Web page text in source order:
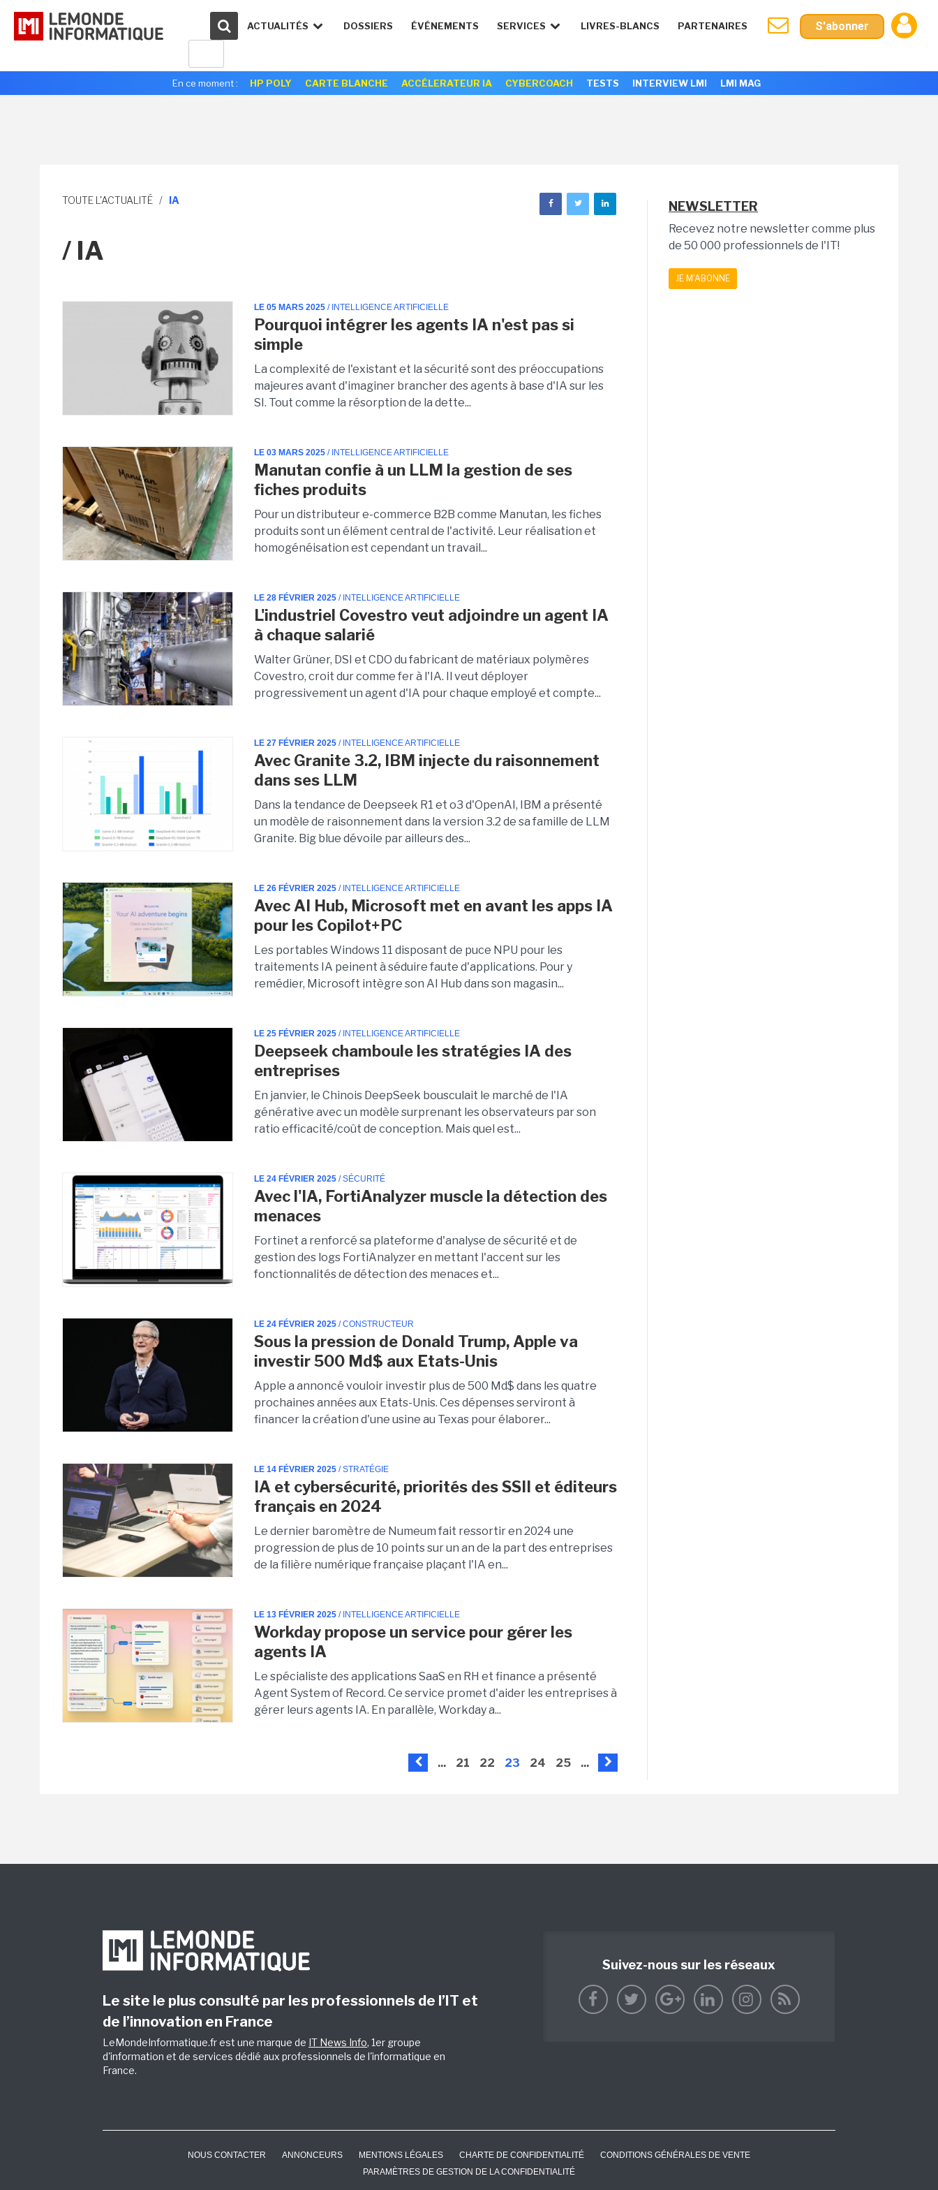
ACTUALITÉS DOSSIERS ÉVÉNEMENTS SERVICES LIVRES-BLANCS PARTENAIRES S'abonner
En ce moment : HP POLY CARTE BLANCHE ACCÉLERATEUR IA CYBERCOACH TESTS INTERVIEW LMI LMI MAG
TOUTE L'ACTUALITÉ / IA
/ IA
LE 05 MARS 2025 / INTELLIGENCE ARTIFICIELLE
Pourquoi intégrer les agents IA n'est pas si
simple
La complexité de l'existant et la sécurité sont des préoccupations
majeures avant d'imaginer brancher des agents à base d'IA sur les
SI. Tout comme la résorption de la dette...
LE 03 MARS 2025 / INTELLIGENCE ARTIFICIELLE
Manutan confie à un LLM la gestion de ses
fiches produits
Pour un distributeur e-commerce B2B comme Manutan, les fiches
produits sont un élément central de l'activité. Leur réalisation et
homogénéisation est cependant un travail...
LE 28 FÉVRIER 2025 / INTELLIGENCE ARTIFICIELLE
L'industriel Covestro veut adjoindre un agent IA
à chaque salarié
Walter Grüner, DSI et CDO du fabricant de matériaux polymères
Covestro, croit dur comme fer à l'IA. Il veut déployer
progressivement un agent d'IA pour chaque employé et compte...
LE 27 FÉVRIER 2025 / INTELLIGENCE ARTIFICIELLE
Avec Granite 3.2, IBM injecte du raisonnement
dans ses LLM
Dans la tendance de Deepseek R1 et o3 d'OpenAI, IBM a présenté
un modèle de raisonnement dans la version 3.2 de sa famille de LLM
Granite. Big blue dévoile par ailleurs des...
LE 26 FÉVRIER 2025 / INTELLIGENCE ARTIFICIELLE
Avec AI Hub, Microsoft met en avant les apps IA
pour les Copilot+PC
Les portables Windows 11 disposant de puce NPU pour les
traitements IA peinent à séduire faute d'applications. Pour y
remédier, Microsoft intègre son AI Hub dans son magasin...
LE 25 FÉVRIER 2025 / INTELLIGENCE ARTIFICIELLE
Deepseek chamboule les stratégies IA des
entreprises
En janvier, le Chinois DeepSeek bousculait le marché de l'IA
générative avec un modèle surprenant les observateurs par son
ratio efficacité/coût de conception. Mais quel est...
LE 24 FÉVRIER 2025 / SÉCURITÉ
Avec l'IA, FortiAnalyzer muscle la détection des
menaces
Fortinet a renforcé sa plateforme d'analyse de sécurité et de
gestion des logs FortiAnalyzer en mettant l'accent sur les
fonctionnalités de détection des menaces et...
LE 24 FÉVRIER 2025 / CONSTRUCTEUR
Sous la pression de Donald Trump, Apple va
investir 500 Md$ aux Etats-Unis
Apple a annoncé vouloir investir plus de 500 Md$ dans les quatre
prochaines années aux Etats-Unis. Ces dépenses serviront à
financer la création d'une usine au Texas pour élaborer...
LE 14 FÉVRIER 2025 / STRATÉGIE
IA et cybersécurité, priorités des SSII et éditeurs
français en 2024
Le dernier baromètre de Numeum fait ressortir en 2024 une
progression de plus de 10 points sur un an de la part des entreprises
de la filière numérique française plaçant l'IA en...
LE 13 FÉVRIER 2025 / INTELLIGENCE ARTIFICIELLE
Workday propose un service pour gérer les
agents IA
Le spécialiste des applications SaaS en RH et finance a présenté
Agent System of Record. Ce service promet d'aider les entreprises à
gérer leurs agents IA. En parallèle, Workday a...
... 21 22 23 24 25 ...
NEWSLETTER
Recevez notre newsletter comme plus
de 50 000 professionnels de l'IT!
JE M'ABONNE
Le site le plus consulté par les professionnels de l’IT et
de l’innovation en France
LeMondeInformatique.fr est une marque de IT News Info, 1er groupe
d'information et de services dédié aux professionnels de l'informatique en
France.
Suivez-nous sur les réseaux
NOUS CONTACTER ANNONCEURS MENTIONS LÉGALES CHARTE DE CONFIDENTIALITÉ
CONDITIONS GÉNÉRALES DE VENTE
PARAMÈTRES DE GESTION DE LA CONFIDENTIALITÉ